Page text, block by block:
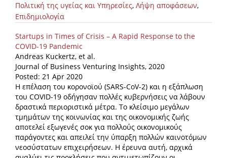
Πολιτική της υγείας και Υπηρεσίες, Λήψη αποφάσεων,
Επιδημιολογία
Startups in Times of Crisis – A Rapid Response to the
COVID-19 Pandemic
Andreas Kuckertz, et al.
Journal of Business Venturing Insights, 2020
Posted: 21 Apr 2020
Η επέλαση του κορονοϊού (SARS-CoV-2) και η εξάπλωση
του COVID-19 οδήγησαν πολλές κυβερνήσεις να λάβουν
δραστικά περιοριστικά μέτρα. Το κλείσιμο μεγάλων
τμημάτων της κοινωνίας και της οικονομικής ζωής
αποτελεί εξωγενές σοκ για πολλούς οικονομικούς
παράγοντες και απειλεί την ύπαρξη πολλών καινοτόμων
νεοσύστατων επιχειρήσεων. Η έρευνα αυτή, αρχικά